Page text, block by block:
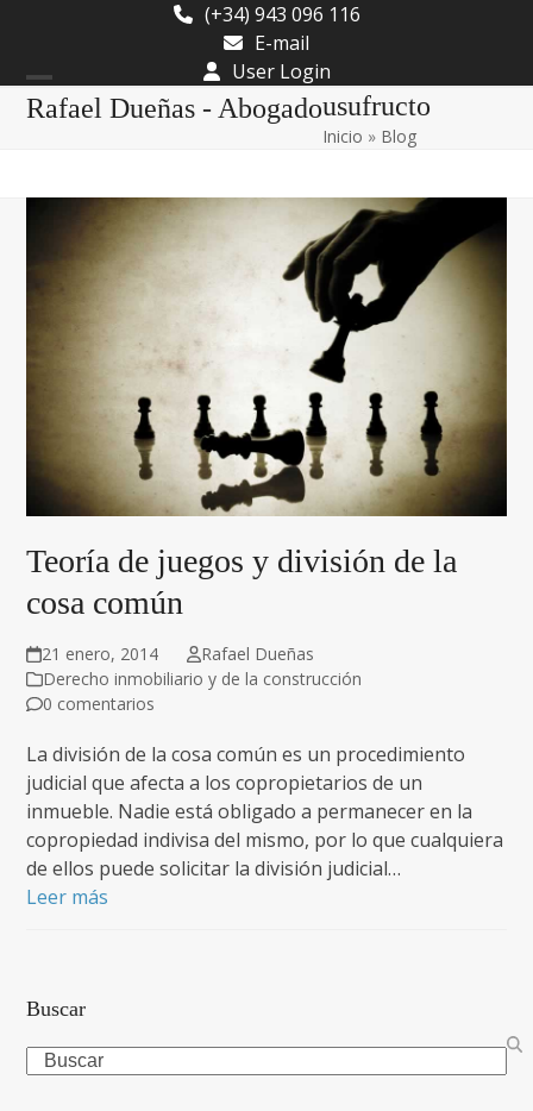
content
(+34) 943 096 116
E-mail
User Login
Rafael Dueñas - Abogado
Open
Close
usufructo
Inicio » Blog
Teoría de juegos y división de la
cosa común
21 enero, 2014
Rafael Dueñas
Derecho inmobiliario y de la construcción
0 comentarios
La división de la cosa común es un procedimiento
judicial que afecta a los copropietarios de un
inmueble. Nadie está obligado a permanecer en la
copropiedad indivisa del mismo, por lo que cualquiera
de ellos puede solicitar la división judicial…
Leer más
Buscar
Search